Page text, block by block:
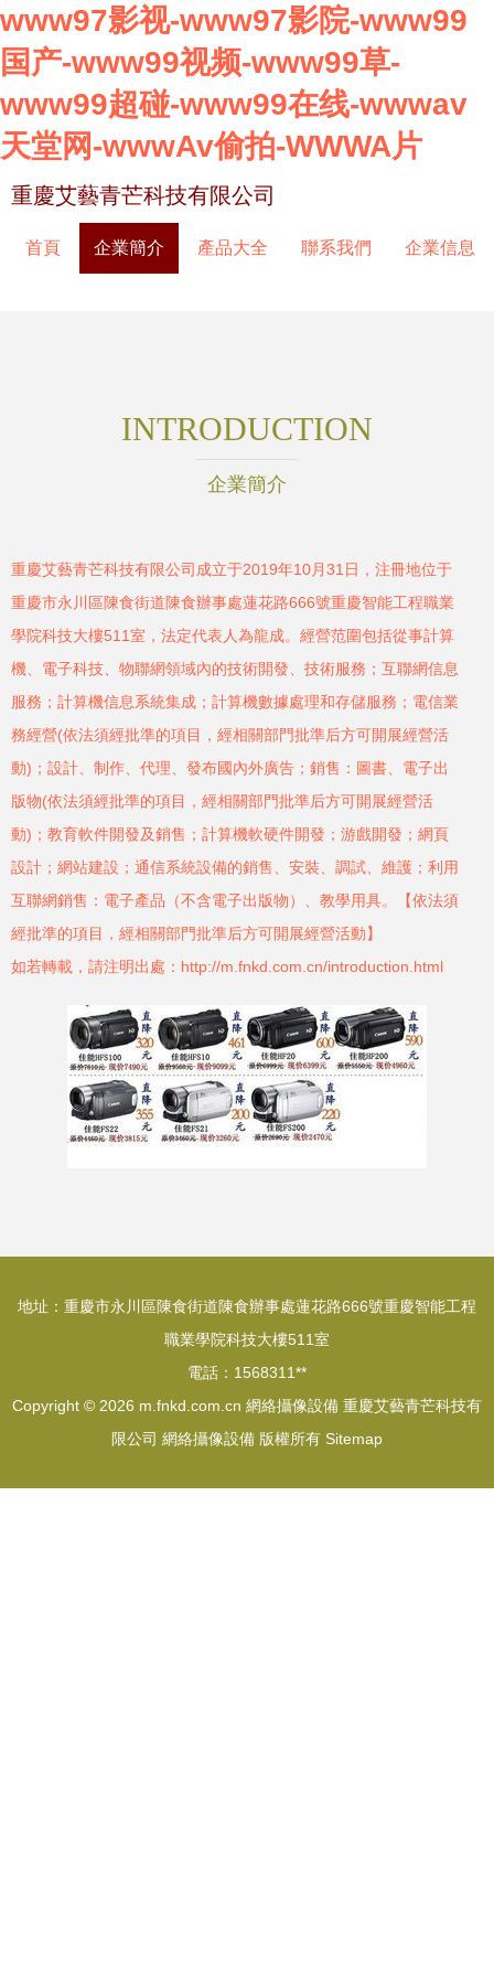
www97影视-www97影院-www99
国产-www99视频-www99草-
www99超碰-www99在线-wwwav
天堂网-wwwAv偷拍-WWWA片
重慶艾藝青芒科技有限公司
首頁 企業簡介 產品大全 聯系我們 企業信息
INTRODUCTION
企業簡介
重慶艾藝青芒科技有限公司成立于2019年10月31日，注冊地位于
重慶市永川區陳食街道陳食辦事處蓮花路666號重慶智能工程職業
學院科技大樓511室，法定代表人為龍成。經營范圍包括從事計算
機、電子科技、物聯網領域內的技術開發、技術服務；互聯網信息
服務；計算機信息系統集成；計算機數據處理和存儲服務；電信業
務經營(依法須經批準的項目，經相關部門批準后方可開展經營活
動)；設計、制作、代理、發布國內外廣告；銷售：圖書、電子出
版物(依法須經批準的項目，經相關部門批準后方可開展經營活
動)；教育軟件開發及銷售；計算機軟硬件開發；游戲開發；網頁
設計；網站建設；通信系統設備的銷售、安裝、調試、維護；利用
互聯網銷售：電子產品（不含電子出版物）、教學用具。【依法須
經批準的項目，經相關部門批準后方可開展經營活動】
如若轉載，請注明出處：http://m.fnkd.com.cn/introduction.html
地址：重慶市永川區陳食街道陳食辦事處蓮花路666號重慶智能工程
職業學院科技大樓511室
電話：1568311**
Copyright © 2026 m.fnkd.com.cn 網絡攝像設備 重慶艾藝青芒科技有
限公司 網絡攝像設備 版權所有 Sitemap